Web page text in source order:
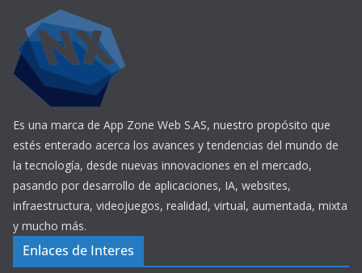
Es una marca de App Zone Web S.AS, nuestro propósito que
estés enterado acerca los avances y tendencias del mundo de
la tecnología, desde nuevas innovaciones en el mercado,
pasando por desarrollo de aplicaciones, IA, websites,
infraestructura, videojuegos, realidad, virtual, aumentada, mixta
y mucho más.
Enlaces de Interes